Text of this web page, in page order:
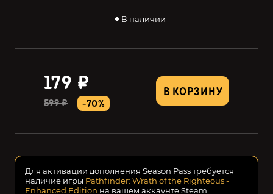
В наличии
В КОРЗИНУ
179 ₽
599 ₽ -70%
Для активации дополнения Season Pass требуется
наличие игры Pathfinder: Wrath of the Righteous -
Enhanced Edition на вашем аккаунте Steam.